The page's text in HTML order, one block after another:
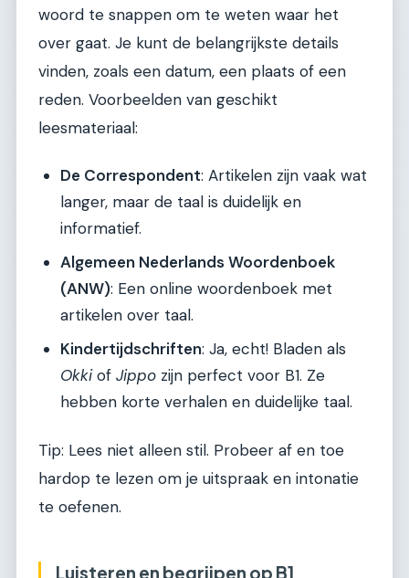
woord te snappen om te weten waar het
over gaat. Je kunt de belangrijkste details
vinden, zoals een datum, een plaats of een
reden. Voorbeelden van geschikt
leesmateriaal:
De Correspondent: Artikelen zijn vaak wat
langer, maar de taal is duidelijk en
informatief.
Algemeen Nederlands Woordenboek
(ANW): Een online woordenboek met
artikelen over taal.
Kindertijdschriften: Ja, echt! Bladen als
Okkiof Jippo zijn perfect voor B1. Ze
hebben korte verhalen en duidelijke taal.
Tip: Lees niet alleen stil. Probeer af en toe
hardop te lezen om je uitspraak en intonatie
te oefenen.
Luisteren en begrijpen op B1